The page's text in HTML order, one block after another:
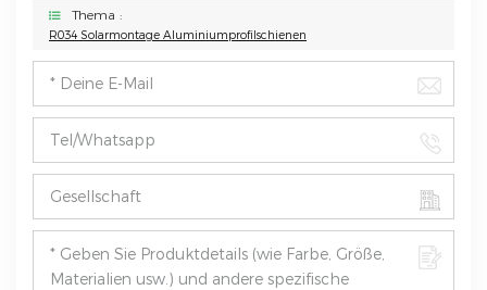
Thema :
R034 Solarmontage Aluminiumprofilschienen